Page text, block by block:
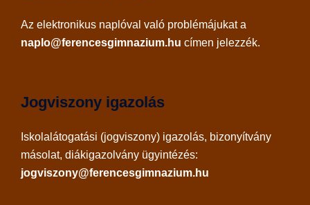
Az elektronikus naplóval való problémájukat a
naplo@ferencesgimnazium.hu címen jelezzék.
Jogviszony igazolás
Iskolalátogatási (jogviszony) igazolás, bizonyítvány
másolat, diákigazolvány ügyintézés:
jogviszony@ferencesgimnazium.hu